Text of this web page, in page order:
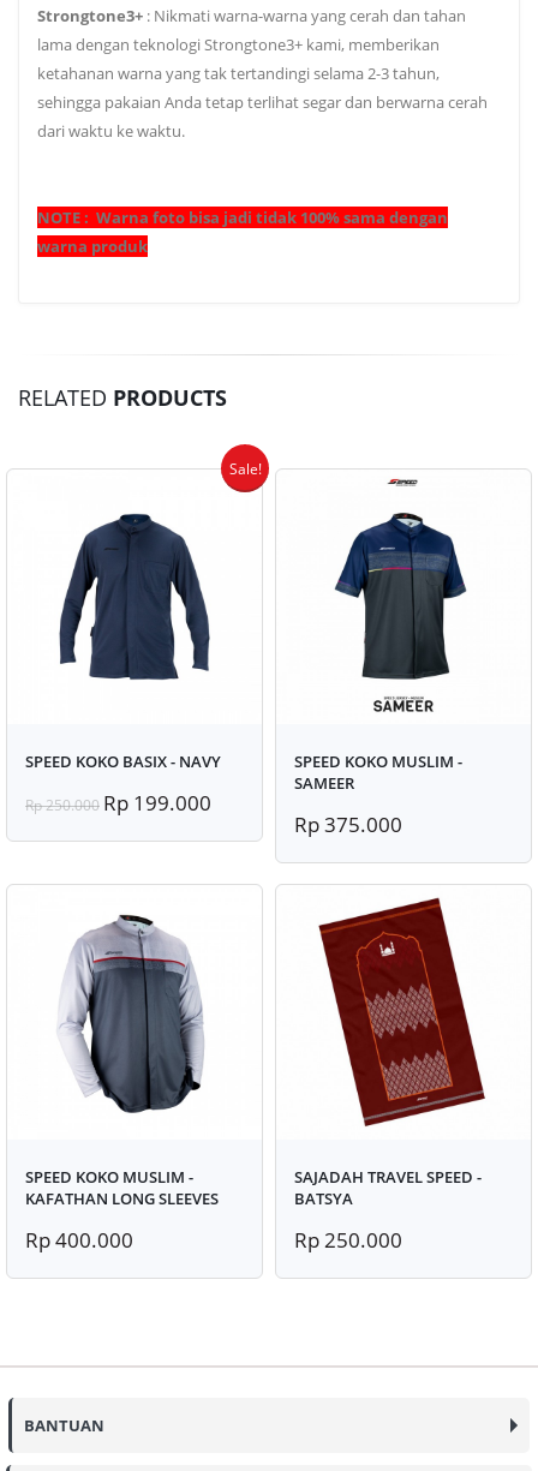
Strongtone3+ : Nikmati warna-warna yang cerah dan tahan
lama dengan teknologi Strongtone3+ kami, memberikan
ketahanan warna yang tak tertandingi selama 2-3 tahun,
sehingga pakaian Anda tetap terlihat segar dan berwarna cerah
dari waktu ke waktu.
NOTE : Warna foto bisa jadi tidak 100% sama dengan
warna produk
RELATED PRODUCTS
Sale!
SPEED KOKO BASIX - NAVY
Rp 250.000 Rp 199.000
SPEED KOKO MUSLIM -
SAMEER
Rp 375.000
SPEED KOKO MUSLIM -
KAFATHAN LONG SLEEVES
Rp 400.000
SAJADAH TRAVEL SPEED -
BATSYA
Rp 250.000
BANTUAN